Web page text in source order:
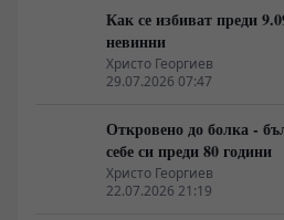
Как се избиват преди
невинни
Христо Георгиев
29.07.2026 07:47
Откровено до болка -
себе си преди 80 години
Христо Георгиев
22.07.2026 21:19